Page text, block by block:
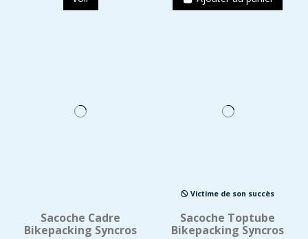
Sacoche Cadre
Bikepacking Syncros
Victime de son succès
Sacoche Toptube
Bikepacking Syncros